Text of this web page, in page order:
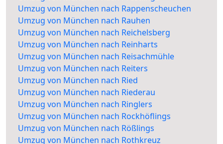
Umzug von München nach Rappenscheuchen
Umzug von München nach Rauhen
Umzug von München nach Reichelsberg
Umzug von München nach Reinharts
Umzug von München nach Reisachmühle
Umzug von München nach Reiters
Umzug von München nach Ried
Umzug von München nach Riederau
Umzug von München nach Ringlers
Umzug von München nach Rockhöflings
Umzug von München nach Rößlings
Umzug von München nach Rothkreuz